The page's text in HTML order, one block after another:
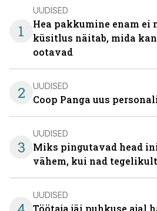
1
UUDISED
Hea pakkumine enam ei
küsitlus näitab, mida
ootavad
2 UUDISED
Coop Panga uus
3
UUDISED
Miks pingutavad head
vähem, kui nad
UUDISED
Töötaja jäi puhkuse ajal